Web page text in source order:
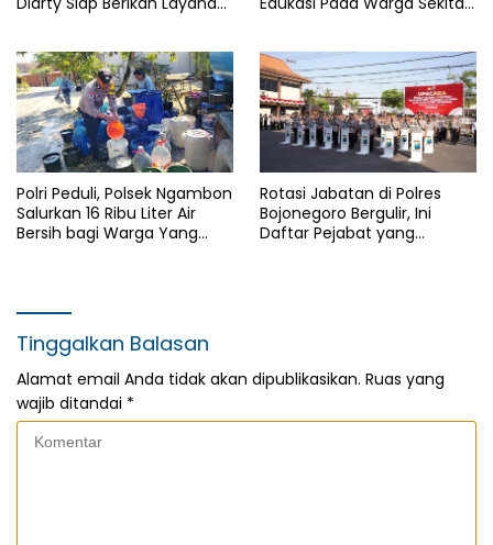
Polri Peduli, Polsek Ngambon
Salurkan 16 Ribu Liter Air
Bersih bagi Warga Yang
Rotasi Jabatan di Polres
Bojonegoro Bergulir, Ini
Daftar Pejabat yang
Tinggalkan Balasan
Alamat email Anda tidak akan dipublikasikan. Ruas yang
wajib ditandai *